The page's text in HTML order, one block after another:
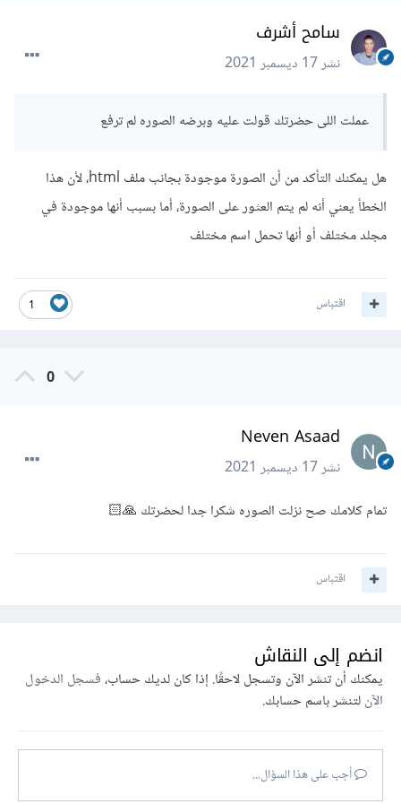
سامح أشرف
نشر17 ديسمبر 2021
عملت اللى حضرتك قولت عليه وبرضه الصوره لم ترفع
هل يمكنك التأكد من أن الصورة موجودة بجانب ملف html، لأن هذا
الخطأ يعني أنه لم يتم العثور على الصورة، أما بسبب أنها موجودة في
مجلد مختلف أو أنها تحمل اسم مختلف
1 اقتباس
0
Neven Asaad
نشر17 ديسمبر 2021
تمام كلامك صح نزلت الصوره شكرا جدا لحضرتك 🙏🏻
اقتباس
انضم إلى النقاش
يمكنك أن تنشر الآن وتسجل لاحقًا. إذا كان لديك حساب،فسجل الدخول
الآنلتنشر باسم حسابك.
أجب على هذا السؤال...